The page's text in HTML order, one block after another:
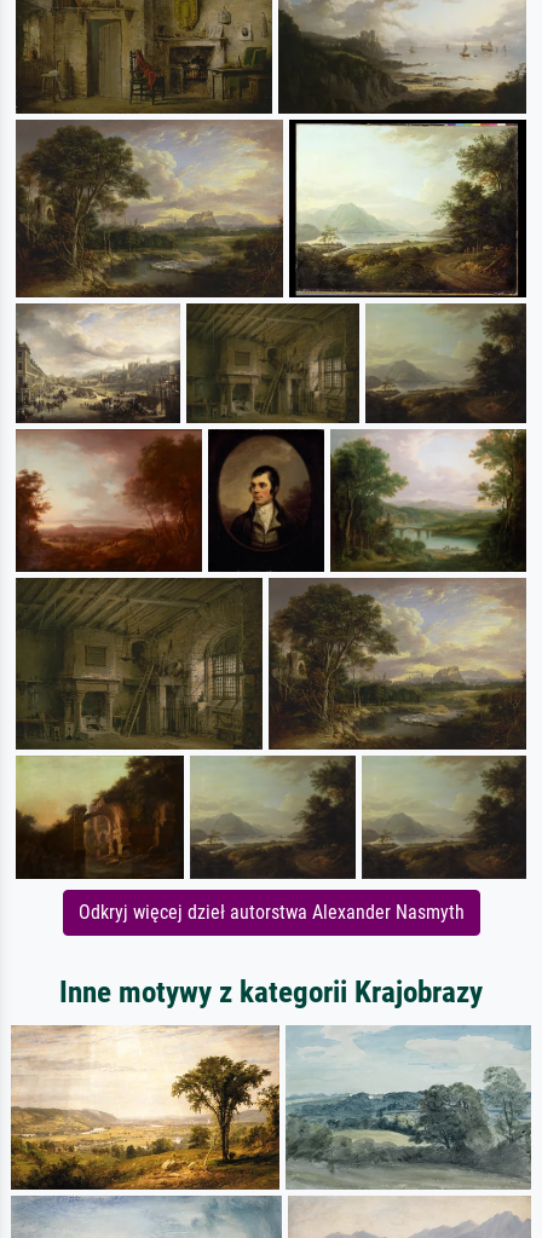
Odkryj więcej dzieł autorstwa Alexander Nasmyth
Inne motywy z kategorii Krajobrazy